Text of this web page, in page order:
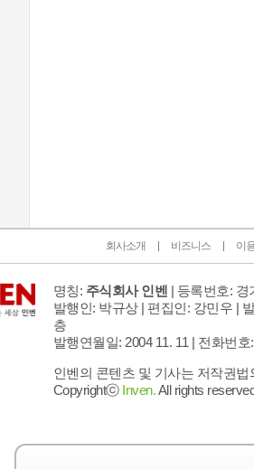
회사소개 비즈니스 이
명칭: 주식회사 인벤 | 등록번호: 경
발행인: 박규상 | 편집인: 강민우 |
층
발행연월일: 2004 11. 11 | 전화번호
인벤의 콘텐츠 및 기사는 저작권
Copyrightⓒ Inven.All rights